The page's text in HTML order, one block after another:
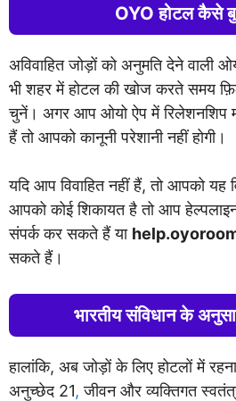
OYO होटल कैसे
अविवाहित जोड़ों को अनुमति देने वाली
भी शहर में होटल की खोज करते समय
चुनें। अगर आप ओयो ऐप में रिलेशनशिप
हैं तो आपको कानूनी परेशानी नहीं होगी।
यदि आप विवाहित नहीं हैं, तो आपको यह
आपको कोई शिकायत है तो आप
संपर्क कर सकते हैं या
सकते हैं।
भारतीय संविधान के
हालांकि, अब जोड़ों के लिए होटलों में
अनुच्छेद 21, जीवन और व्यक्तिगत